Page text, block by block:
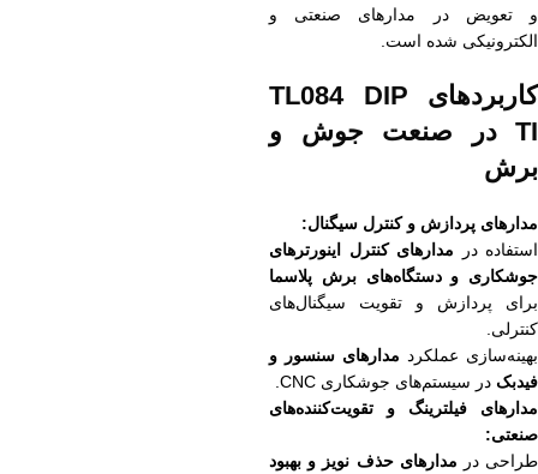
و تعویض در مدارهای صنعتی و
الکترونیکی شده است.
کاربردهای TL084 DIP
TI در صنعت جوش و
برش
مدارهای پردازش و کنترل سیگنال:
استفاده در مدارهای کنترل اینورترهای
جوشکاری و دستگاه‌های برش پلاسما
برای پردازش و تقویت سیگنال‌های
کنترلی.
بهینه‌سازی عملکرد مدارهای سنسور و
فیدبک در سیستم‌های جوشکاری CNC.
مدارهای فیلترینگ و تقویت‌کننده‌های
صنعتی:
طراحی در مدارهای حذف نویز و بهبود